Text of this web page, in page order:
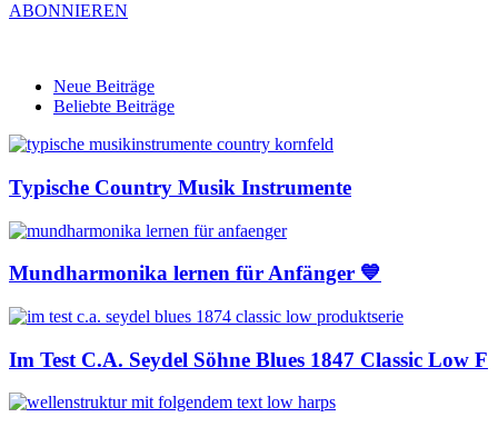
ABONNIEREN
Neue Beiträge
Beliebte Beiträge
Typische Country Musik Instrumente
Mundharmonika lernen für Anfänger 💙
Im Test C.A. Seydel Söhne Blues 1847 Classic Low F